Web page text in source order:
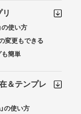
リ
の使い方
変更もできる
も簡単
＆テンプレ
の使い方